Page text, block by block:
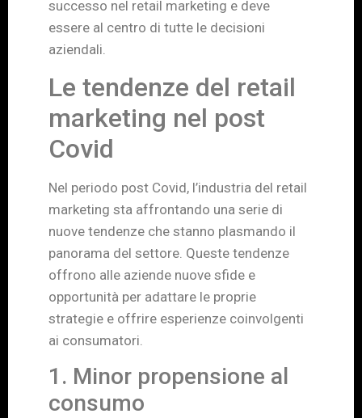
successo nel retail marketing e deve
essere al centro di tutte le decisioni
aziendali.
Le tendenze del retail
marketing nel post
Covid
Nel periodo post Covid, l’industria del retail
marketing sta affrontando una serie di
nuove tendenze che stanno plasmando il
panorama del settore. Queste tendenze
offrono alle aziende nuove sfide e
opportunità per adattare le proprie
strategie e offrire esperienze coinvolgenti
ai consumatori.
1. Minor propensione al
consumo